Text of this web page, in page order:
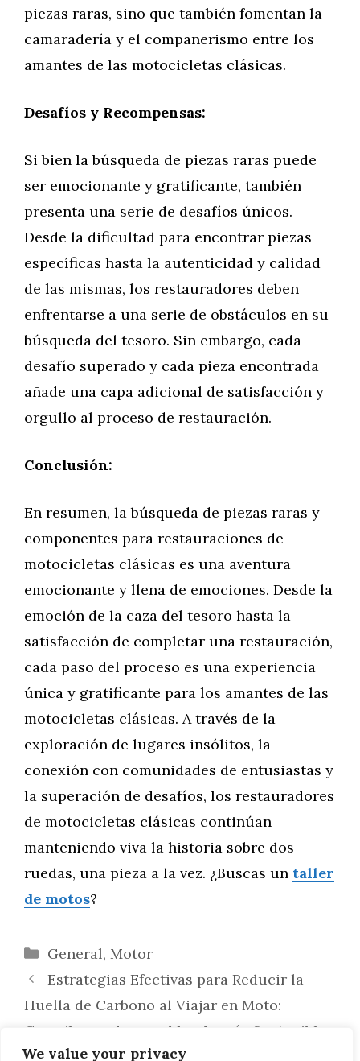
We value your privacy
piezas raras, sino que también fomentan la
camaradería y el compañerismo entre los
amantes de las motocicletas clásicas.
Desafíos y Recompensas:
Si bien la búsqueda de piezas raras puede
ser emocionante y gratificante, también
presenta una serie de desafíos únicos.
Desde la dificultad para encontrar piezas
específicas hasta la autenticidad y calidad
de las mismas, los restauradores deben
enfrentarse a una serie de obstáculos en su
búsqueda del tesoro. Sin embargo, cada
desafío superado y cada pieza encontrada
añade una capa adicional de satisfacción y
orgullo al proceso de restauración.
Conclusión:
En resumen, la búsqueda de piezas raras y
componentes para restauraciones de
motocicletas clásicas es una aventura
emocionante y llena de emociones. Desde la
emoción de la caza del tesoro hasta la
satisfacción de completar una restauración,
cada paso del proceso es una experiencia
única y gratificante para los amantes de las
motocicletas clásicas. A través de la
exploración de lugares insólitos, la
conexión con comunidades de entusiastas y
la superación de desafíos, los restauradores
de motocicletas clásicas continúan
manteniendo viva la historia sobre dos
ruedas, una pieza a la vez. ¿Buscas un taller
de motos?
Categorías
General, Motor
Estrategias Efectivas para Reducir la
Huella de Carbono al Viajar en Moto:
Contribuyendo a un Mundo más Sostenible
sobre Dos Ruedas